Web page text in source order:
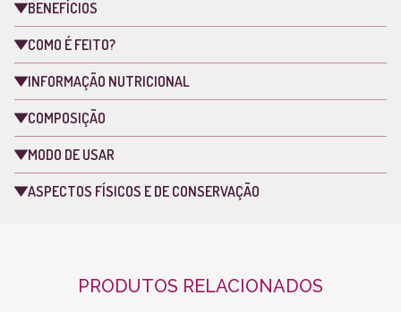
BENEFÍCIOS
COMO É FEITO?
INFORMAÇÃO NUTRICIONAL
COMPOSIÇÃO
MODO DE USAR
ASPECTOS FÍSICOS E DE CONSERVAÇÃO
PRODUTOS RELACIONADOS